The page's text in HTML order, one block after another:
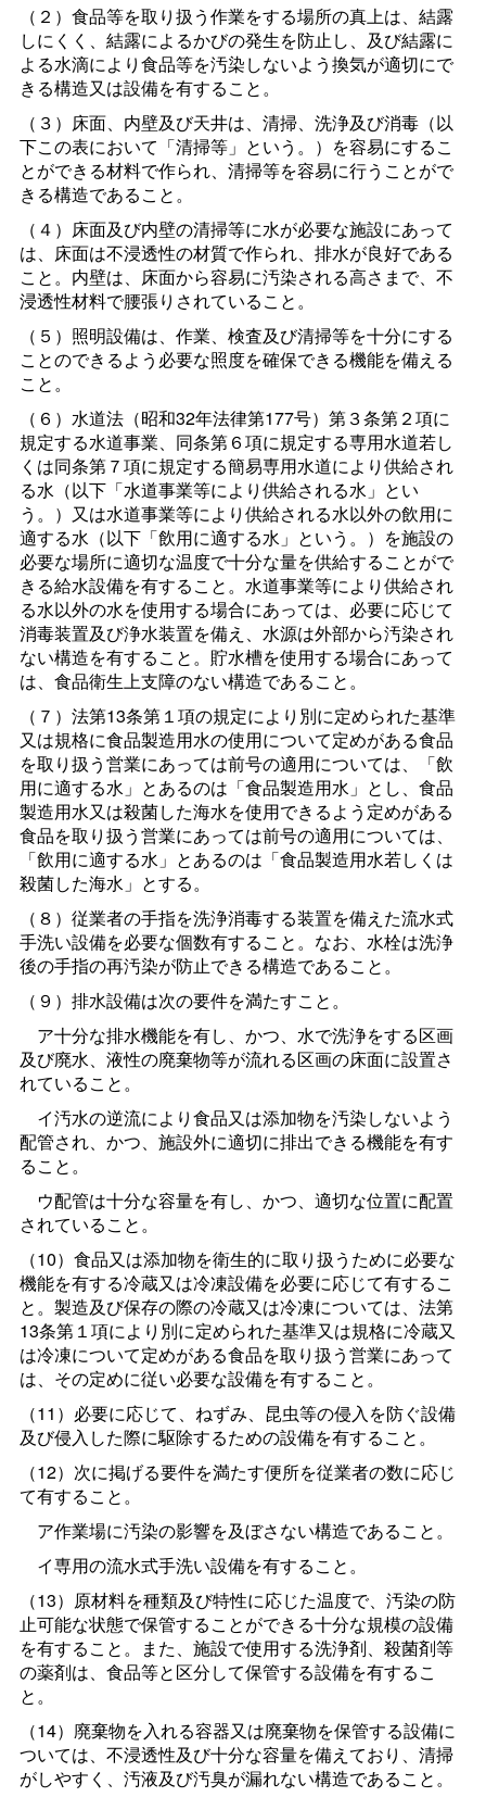
（２）食品等を取り扱う作業をする場所の真上は、結露
しにくく、結露によるかびの発生を防止し、及び結露に
よる水滴により食品等を汚染しないよう換気が適切にで
きる構造又は設備を有すること。
（３）床面、内壁及び天井は、清掃、洗浄及び消毒（以
下この表において「清掃等」という。）を容易にするこ
とができる材料で作られ、清掃等を容易に行うことがで
きる構造であること。
（４）床面及び内壁の清掃等に水が必要な施設にあって
は、床面は不浸透性の材質で作られ、排水が良好である
こと。内壁は、床面から容易に汚染される高さまで、不
浸透性材料で腰張りされていること。
（５）照明設備は、作業、検査及び清掃等を十分にする
ことのできるよう必要な照度を確保できる機能を備える
こと。
（６）水道法（昭和32年法律第177号）第３条第２項に
規定する水道事業、同条第６項に規定する専用水道若し
くは同条第７項に規定する簡易専用水道により供給され
る水（以下「水道事業等により供給される水」とい
う。）又は水道事業等により供給される水以外の飲用に
適する水（以下「飲用に適する水」という。）を施設の
必要な場所に適切な温度で十分な量を供給することがで
きる給水設備を有すること。水道事業等により供給され
る水以外の水を使用する場合にあっては、必要に応じて
消毒装置及び浄水装置を備え、水源は外部から汚染され
ない構造を有すること。貯水槽を使用する場合にあって
は、食品衛生上支障のない構造であること。
（７）法第13条第１項の規定により別に定められた基準
又は規格に食品製造用水の使用について定めがある食品
を取り扱う営業にあっては前号の適用については、「飲
用に適する水」とあるのは「食品製造用水」とし、食品
製造用水又は殺菌した海水を使用できるよう定めがある
食品を取り扱う営業にあっては前号の適用については、
「飲用に適する水」とあるのは「食品製造用水若しくは
殺菌した海水」とする。
（８）従業者の手指を洗浄消毒する装置を備えた流水式
手洗い設備を必要な個数有すること。なお、水栓は洗浄
後の手指の再汚染が防止できる構造であること。
（９）排水設備は次の要件を満たすこと。
ア十分な排水機能を有し、かつ、水で洗浄をする区画
及び廃水、液性の廃棄物等が流れる区画の床面に設置さ
れていること。
イ汚水の逆流により食品又は添加物を汚染しないよう
配管され、かつ、施設外に適切に排出できる機能を有す
ること。
ウ配管は十分な容量を有し、かつ、適切な位置に配置
されていること。
（10）食品又は添加物を衛生的に取り扱うために必要な
機能を有する冷蔵又は冷凍設備を必要に応じて有するこ
と。製造及び保存の際の冷蔵又は冷凍については、法第
13条第１項により別に定められた基準又は規格に冷蔵又
は冷凍について定めがある食品を取り扱う営業にあって
は、その定めに従い必要な設備を有すること。
（11）必要に応じて、ねずみ、昆虫等の侵入を防ぐ設備
及び侵入した際に駆除するための設備を有すること。
（12）次に掲げる要件を満たす便所を従業者の数に応じ
て有すること。
ア作業場に汚染の影響を及ぼさない構造であること。
イ専用の流水式手洗い設備を有すること。
（13）原材料を種類及び特性に応じた温度で、汚染の防
止可能な状態で保管することができる十分な規模の設備
を有すること。また、施設で使用する洗浄剤、殺菌剤等
の薬剤は、食品等と区分して保管する設備を有するこ
と。
（14）廃棄物を入れる容器又は廃棄物を保管する設備に
ついては、不浸透性及び十分な容量を備えており、清掃
がしやすく、汚液及び汚臭が漏れない構造であること。